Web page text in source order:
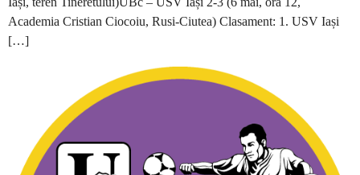
Academia Cristian Ciocoiu, Rusi-Ciutea) Clasament: 1. USV Iași
[…]